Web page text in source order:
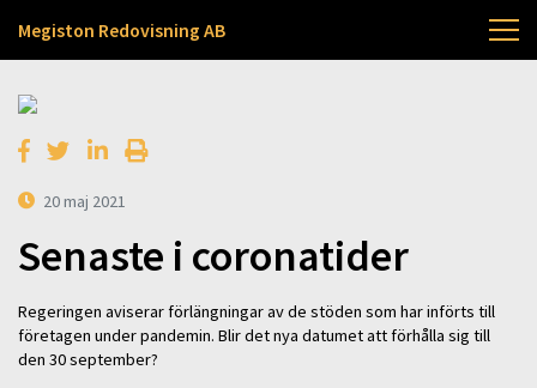
Megiston Redovisning AB
20 maj 2021
Senaste i coronatider
Regeringen aviserar förlängningar av de stöden som har införts till
företagen under pandemin. Blir det nya datumet att förhålla sig till
den 30 september?